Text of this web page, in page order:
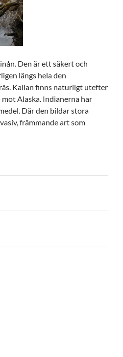
Den är ett säkert och
längs hela den
Kallan finns naturligt utefter
Alaska. Indianerna har
Där den bildar stora
främmande art som